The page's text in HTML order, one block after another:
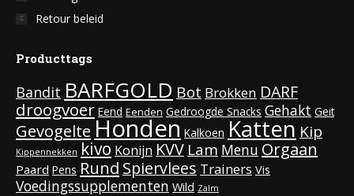
Retour beleid
Producttags
Bandit BARFGOLD Bot Brokken DARF
droogvoer Eend Eenden Gedroogde Snacks Gehakt Geit
GevogelteHonden Kalkoen Katten Kip
Kippennekken kivo Konijn KVV Lam Menu Orgaan
Paard Pens Rund Spiervlees Trainers Vis
Voedingssupplementen Wild Zalm